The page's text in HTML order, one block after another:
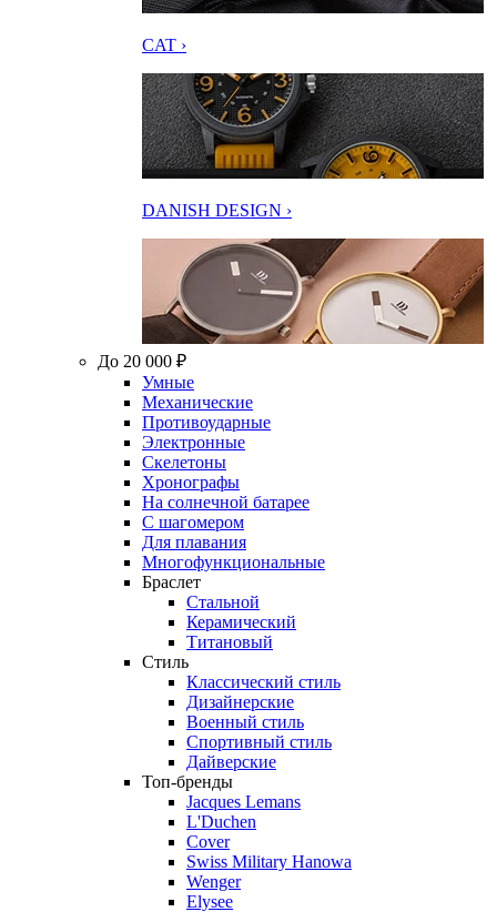
CAT ›
DANISH DESIGN ›
До 20 000 ₽
Умные
Механические
Противоударные
Электронные
Скелетоны
Хронографы
На солнечной батарее
С шагомером
Для плавания
Многофункциональные
Браслет
Стальной
Керамический
Титановый
Стиль
Классический стиль
Дизайнерские
Военный стиль
Спортивный стиль
Дайверские
Топ-бренды
Jacques Lemans
L'Duchen
Cover
Swiss Military Hanowa
Wenger
Elysee